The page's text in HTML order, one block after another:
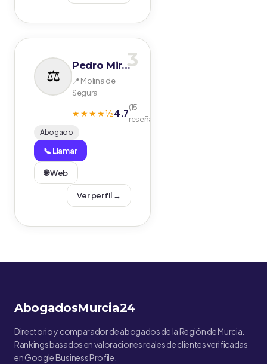
3
Pedro Miralles García
📍 Molina de
Segura
★★★★½4.7(15
reseñas)
Abogado
📞 Llamar
🌐 Web
Ver perfil →
AbogadosMurcia24
Directorio y comparador de abogados de la Región de Murcia.
Rankings basados en valoraciones reales de clientes verificadas
en Google Business Profile.